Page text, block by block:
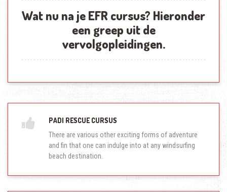
Wat nu na je EFR cursus? Hieronder
een greep uit de
vervolgopleidingen.
PADI RESCUE CURSUS
There are various other exciting forms of adventure
and fin that one can indulge into at any windsurfing
beach destination.